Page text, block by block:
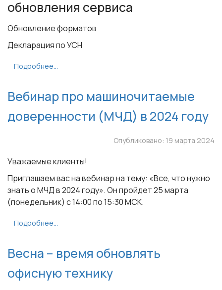
обновления сервиса
Обновление форматов
Декларация по УСН
Подробнее...
Вебинар про машиночитаемые
доверенности (МЧД) в 2024 году
Опубликовано: 19 марта 2024
Уважаемые клиенты!
Приглашаем вас на вебинар на тему: «Все, что нужно
знать о МЧД в 2024 году». Он пройдет 25 марта
(понедельник) с 14:00 по 15:30 МСК.
Подробнее...
Весна – время обновлять
офисную технику